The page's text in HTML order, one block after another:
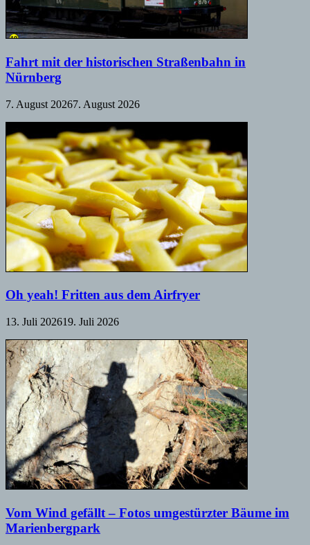
Fahrt mit der historischen Straßenbahn in
Nürnberg
7. August 20267. August 2026
Oh yeah! Fritten aus dem Airfryer
13. Juli 202619. Juli 2026
Vom Wind gefällt – Fotos umgestürzter Bäume im
Marienbergpark